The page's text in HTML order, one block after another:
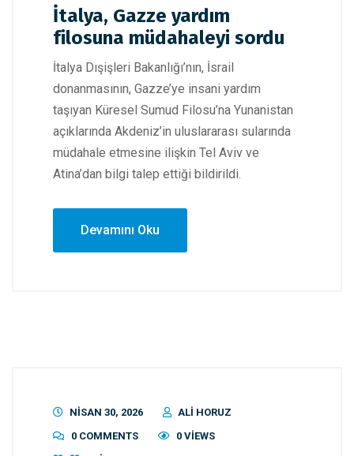
İtalya, Gazze yardım
filosuna müdahaleyi sordu
İtalya Dışişleri Bakanlığı’nın, İsrail
donanmasının, Gazze’ye insani yardım
taşıyan Küresel Sumud Filosu’na Yunanistan
açıklarında Akdeniz’in uluslararası sularında
müdahale etmesine ilişkin Tel Aviv ve
Atina’dan bilgi talep ettiği bildirildi.
Devamını Oku
NISAN 30, 2026
ALI HORUZ
0 COMMENTS
0 VIEWS